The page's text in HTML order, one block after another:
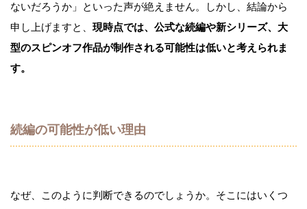
ないだろうか」といった声が絶えません。しかし、結論から
申し上げますと、 現時点では、公式な続編や新シリーズ、大
型のスピンオフ作品が制作される可能性は低いと考えられま
す。
続編の可能性が低い理由
なぜ、このように判断できるのでしょうか。そこにはいくつ